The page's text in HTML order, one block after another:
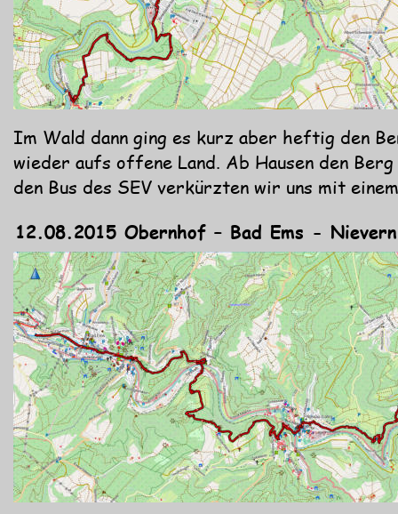
Im Wald dann ging es kurz aber heftig den
wieder aufs offene Land. Ab Hausen den
den Bus des SEV verkürzten wir uns mit
12.08.2015 Obernhof – Bad Ems -